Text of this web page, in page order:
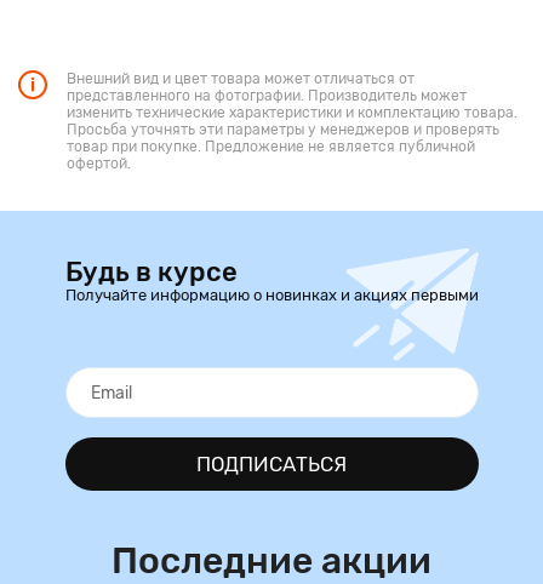
Внешний вид и цвет товара может отличаться от
представленного на фотографии. Производитель может
изменить технические характеристики и комплектацию товара.
Просьба уточнять эти параметры у менеджеров и проверять
товар при покупке. Предложение не является публичной
офертой.
Будь в курсе
Получайте информацию о новинках и акциях первыми
ПОДПИСАТЬСЯ
Последние акции